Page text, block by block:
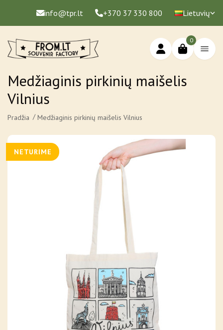
info@tpr.lt +370 37 330 800 Lietuvių
0
Medžiaginis pirkinių maišelis
Vilnius
Pradžia Medžiaginis pirkinių maišelis Vilnius
NETURIME